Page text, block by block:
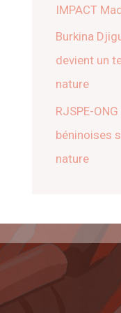
IMPACT
Burkina
devient un
nature
RJSPE-
béninoises
nature